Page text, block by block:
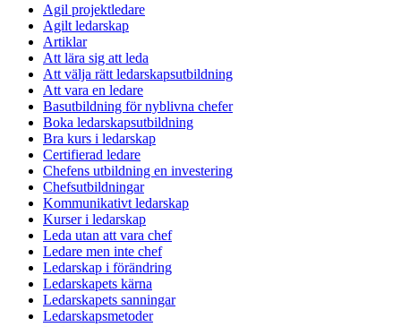
Agil projektledare
Agilt ledarskap
Artiklar
Att lära sig att leda
Att välja rätt ledarskapsutbildning
Att vara en ledare
Basutbildning för nyblivna chefer
Boka ledarskapsutbildning
Bra kurs i ledarskap
Certifierad ledare
Chefens utbildning en investering
Chefsutbildningar
Kommunikativt ledarskap
Kurser i ledarskap
Leda utan att vara chef
Ledare men inte chef
Ledarskap i förändring
Ledarskapets kärna
Ledarskapets sanningar
Ledarskapsmetoder